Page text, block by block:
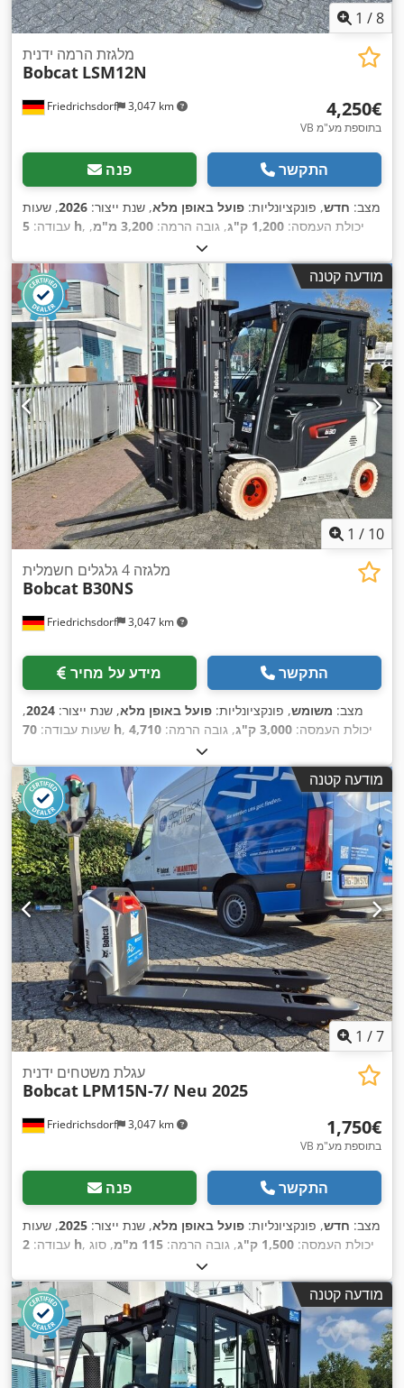
1 /8
Friedrichsdorf 3,047 km
מלגזת הרמה ידנית
Bobcat LSM12N
‏4,250 ‏€
VB בתוספת מע"מ
פנה התקשר
מצב: חדש, פונקציונליות: פועל באופן מלא, שנת ייצור: 2026, שעות
עבודה: 5 h , יכולת העמסה: 1,200 ק"ג , גובה הרמה: 3,200 מ"מ
,
דוּפּלֶקס
המזלג:1,150 מ"מ , משקל עצמי:585 ק"ג , אורך כולל:1,710 מ"מ
,
סוג הנעה:Elektro , רוחב בנייה:800 מ"מ מודעה קטנה
1 / 10
Friedrichsdorf 3,047 km
מלגזה 4 גלגלים חשמלית
Bobcat B30NS
מידע על מחיר התקשר
מצב: משומש, פונקציונליות: פועל באופן מלא, שנת ייצור: 2024
,
שעות עבודה: 70 h , יכולת העמסה: 3,000 ק"ג , גובה הרמה: 4,710
1,475 מ"מ
טריפלקס, גובה בנייה:2,145 מ"מ , כוח:16 קילוואט (21.75 כ"ס)
,
רוחב מסגרת המזלג:1,116 מ"מ , אורך המזלג: 1,200 מ"מ
, משקל
עצמי:4,850 ק"ג , אורך כולל: 2,520 מ"מ Elektro, רוחב
בנייה:1,244 מ"מ ,
מודעה קטנה
1 /7
Friedrichsdorf 3,047 km
עגלת משטחים ידנית
Bobcat LPM15N-7/ Neu 2025
‏1,750 ‏€
VB בתוספת מע"מ
פנה התקשר
מצב: חדש, פונקציונליות: פועל באופן מלא, שנת ייצור: 2025, שעות
עבודה: 2 h , יכולת העמסה: 1,500 ק"ג , גובה הרמה: 115 מ"מ
, סוג
1,160 מ"מ
משקל עצמי:123 ק"ג , אורך כולל:1,530 מ"מ , סוג הנעה:Elektro,
רוחב בנייה:540 מ"מ , מודעה קטנה